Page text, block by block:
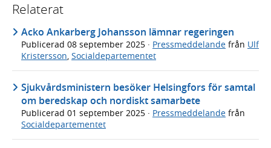
Relaterat
Acko Ankarberg Johansson lämnar regeringen
Publicerad 08 september 2025 · Pressmeddelande från Ulf
Kristersson, Socialdepartementet
Sjukvårdsministern besöker Helsingfors för samtal
om beredskap och nordiskt samarbete
Publicerad 01 september 2025 · Pressmeddelande från
Socialdepartementet